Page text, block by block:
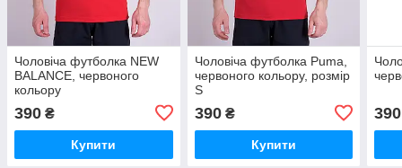
Чоловіча футболка NEW
BALANCE, червоного
кольору
390 ₴
Купити
Чоловіча футболка Puma,
червоного кольору, розмір
S
390₴
Купити
390